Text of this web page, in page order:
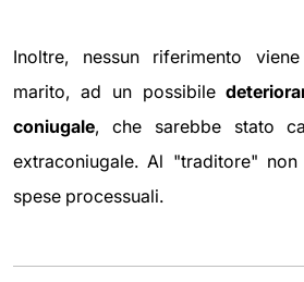
Inoltre, nessun riferimento
marito, ad un possibile
coniugale, che sarebbe stato
extraconiugale. Al "traditore"
spese processuali.